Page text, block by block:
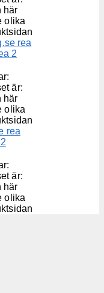
här
olika
är:
här
olika
är:
här
olika